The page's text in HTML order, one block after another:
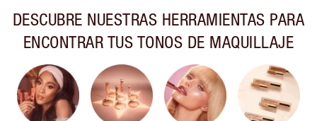
DESCUBRE NUESTRAS HERRAMIENTAS PARA
ENCONTRAR TUS TONOS DE MAQUILLAJE